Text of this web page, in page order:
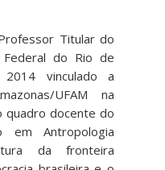
Titular do
Federal do Rio de
2014 vinculado a
UFAM na
quadro docente do
em Antropologia
da fronteira